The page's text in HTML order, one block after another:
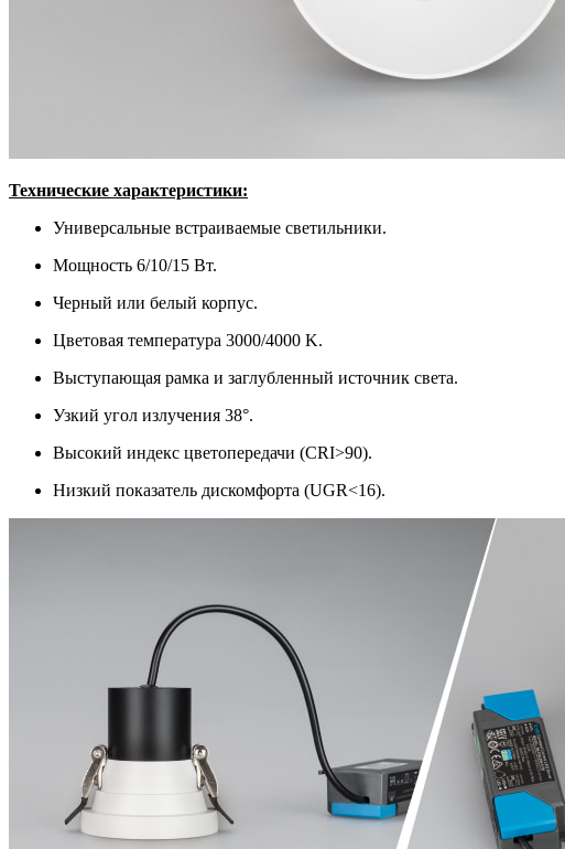
Технические характеристики:
Универсальные встраиваемые светильники.
Мощность 6/10/15 Вт.
Черный или белый корпус.
Цветовая температура 3000/4000 K.
Выступающая рамка и заглубленный источник света.
Узкий угол излучения 38°.
Высокий индекс цветопередачи (CRI>90).
Низкий показатель дискомфорта (UGR<16).